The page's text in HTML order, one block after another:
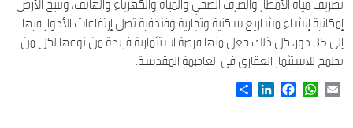
إمكانية إنشاء مشاريع سكنية وتجارية وفندقية تصل إرتفاعات الأدوار فيها
إلى 35 دور، كل ذلك جعل منها فرصة استثمارية فريدة من نوعها لكل من
يطمح للاستثمار العقاري في العاصمة المقدسة.
Email
WhatsApp
Facebook
LinkedIn